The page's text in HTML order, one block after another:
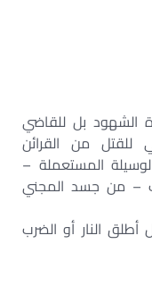
الشهود بل للقاضي
من القرائن
المستعملة –
– من جسد المجني
النار أو الضرب